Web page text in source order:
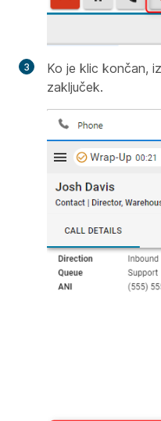
Ko je klic končan,
zaključek.